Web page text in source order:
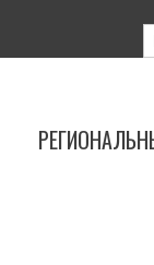
содержимому